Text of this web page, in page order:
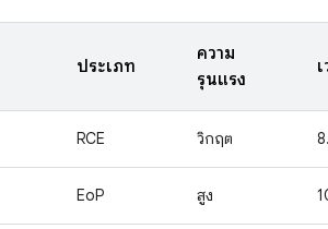
ประเภท
ความ
รุนแรง
RCE วิกฤต
EoP สูง